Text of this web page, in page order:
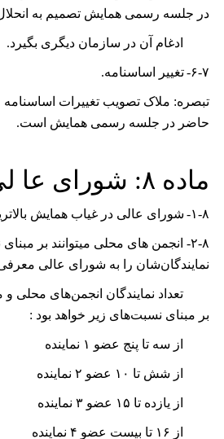
در جلسه رسمی همایش ﺗﺼﻤﻴﻢ ﺑﻪ
ﺍﺩﻏﺎﻡ ﺁﻥ ﺩﺭ ﺳﺎﺯﻣﺎﻥ ﺩﻳﮕﺮی ﺑﮕﻴﺮﺩ.
۶-۷- تغییر اساسنامه.
تبصره: ملاک تصویب تغییرات اساسنامه
حاضر در جلسه رسمی همایش است.
ﻣﺎﺩﻩ ۸: ﺷﻮﺭﺍ ی ﻋﺎ
۱-۸- ﺷﻮﺭﺍی ﻋﺎﻟﯽ ﺩﺭ ﻏﻴﺎﺏ ﻫﻤﺎﻳﺶ
۲-۸-
ﺍﻧﺠﻤﻦ ﻫﺎی ﻣﺤﻠﯽ ﻣﻴﺘﻮﺍﻧﻨﺪ ﺑﺮ
نمایندگان‌شان را به شورای عالی
تعداد نمایندگان انجمن‌های محلی
بر مبنای نسبت‌های زیر خواهد بود :
از سه تا پنج عضو ۱ نماینده
از شش تا ۱۰ عضو ۲نماینده
از یازده تا ۱۵ عضو ۳نماینده
از ۱۶ تا بیست عضو ۴نماینده